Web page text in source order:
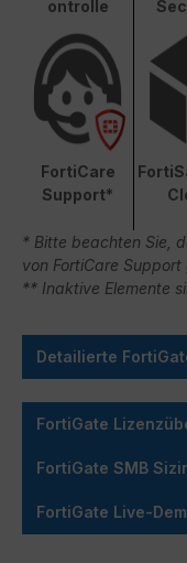
ontrolle
FortiCare
Support*
* Bitte beachten Sie,
von FortiCare
** Inaktive Elemente
Detailierte
FortiGate
FortiGate SMB
FortiGate Live-